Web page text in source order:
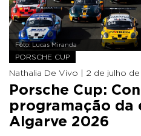
Foto: Lucas Miranda
PORSCHE CUP
Nathalia De Vivo | 2 de julho
Porsche Cup:
programação da
Algarve 2026